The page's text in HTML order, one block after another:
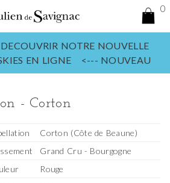
0
NOTRE NOUVELLE
EN LIGNE <--- NOUVEAU
- Corton
Corton (Côte de Beaune)
Grand Cru - Bourgogne
Rouge